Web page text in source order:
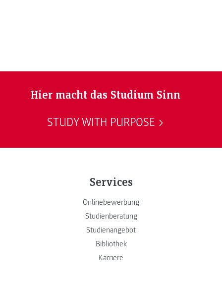
Hier macht das Studium Sinn
STUDY WITH PURPOSE
Services
Onlinebewerbung
Studienberatung
Studienangebot
Bibliothek
Karriere